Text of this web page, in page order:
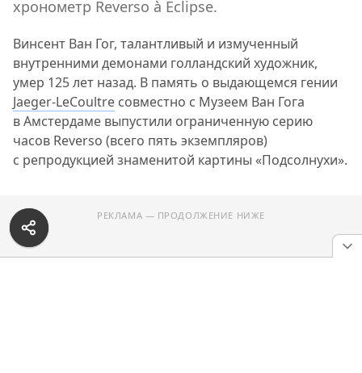
хронометр Reverso à Eclipse.
Винсент Ван Гог, талантливый и измученный
внутренними демонами голландский художник,
умер 125 лет назад. В память о выдающемся гении
Jaeger-LeCoultre совместно с Музеем Ван Гога
в Амстердаме выпустили ограниченную серию
часов Reverso (всего пять экземпляров)
с репродукцией знаменитой картины «Подсолнухи».
РЕКЛАМА — ПРОДОЛЖЕНИЕ НИЖЕ